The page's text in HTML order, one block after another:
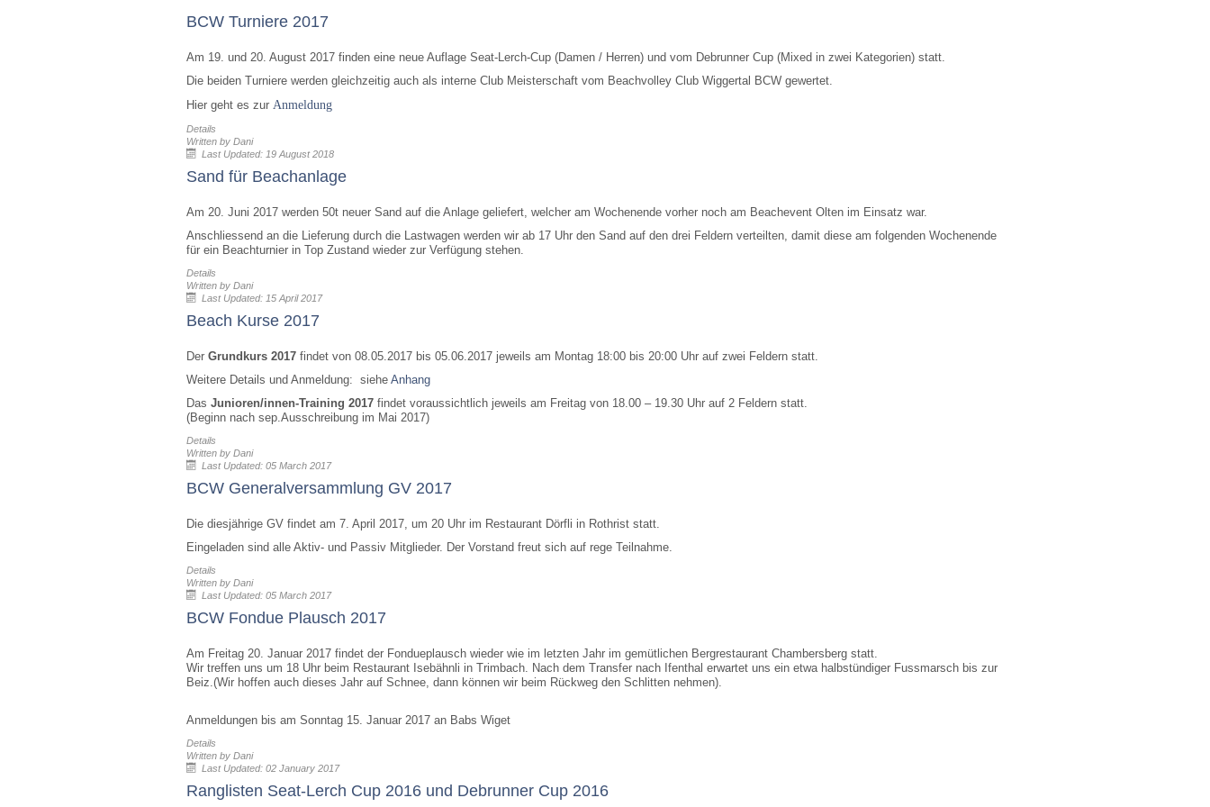
BCW Turniere 2017
Am 19. und 20. August 2017 finden eine neue Auflage Seat-Lerch-Cup (Damen / Herren) und vom Debrunner Cup (Mixed in zwei Kategorien) statt.
Die beiden Turniere werden gleichzeitig auch als interne Club Meisterschaft vom Beachvolley Club Wiggertal BCW gewertet.
Hier geht es zur Anmeldung
Details
Written by Dani
Last Updated: 19 August 2018
Sand für Beachanlage
Am 20. Juni 2017 werden 50t neuer Sand auf die Anlage geliefert, welcher am Wochenende vorher noch am Beachevent Olten im Einsatz war.
Anschliessend an die Lieferung durch die Lastwagen werden wir ab 17 Uhr den Sand auf den drei Feldern verteilten, damit diese am folgenden Wochenende
für ein Beachturnier in Top Zustand wieder zur Verfügung stehen.
Details
Written by Dani
Last Updated: 15 April 2017
Beach Kurse 2017
Der Grundkurs 2017 findet von 08.05.2017 bis 05.06.2017 jeweils am Montag 18:00 bis 20:00 Uhr auf zwei Feldern statt.
Weitere Details und Anmeldung: siehe Anhang
Das Junioren/innen-Training 2017 findet voraussichtlich jeweils am Freitag von 18.00 – 19.30 Uhr auf 2 Feldern statt.
(Beginn nach sep.Ausschreibung im Mai 2017)
Details
Written by Dani
Last Updated: 05 March 2017
BCW Generalversammlung GV 2017
Die diesjährige GV findet am 7. April 2017, um 20 Uhr im Restaurant Dörfli in Rothrist statt.
Eingeladen sind alle Aktiv- und Passiv Mitglieder. Der Vorstand freut sich auf rege Teilnahme.
Details
Written by Dani
Last Updated: 05 March 2017
BCW Fondue Plausch 2017
Am Freitag 20. Januar 2017 findet der Fondueplausch wieder wie im letzten Jahr im gemütlichen Bergrestaurant Chambersberg statt.
Wir treffen uns um 18 Uhr beim Restaurant Isebähnli in Trimbach. Nach dem Transfer nach Ifenthal erwartet uns ein etwa halbstündiger Fussmarsch bis zur
Beiz.(Wir hoffen auch dieses Jahr auf Schnee, dann können wir beim Rückweg den Schlitten nehmen).
Anmeldungen bis am Sonntag 15. Januar 2017 an Babs Wiget
Details
Written by Dani
Last Updated: 02 January 2017
Ranglisten Seat-Lerch Cup 2016 und Debrunner Cup 2016